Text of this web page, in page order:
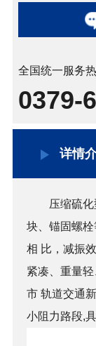
全国统一服务热
0379-
详情
压缩硫
块、锚固螺
相 比，减振
紧凑、重量
市 轨道交通
小阻力路段,